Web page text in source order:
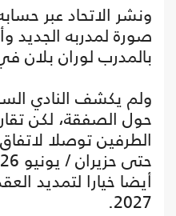
ونشر الاتحاد عبر
صورة لمدربه الجديد
بالمدرب لوران بلان
ولم يكشف النادي
حول الصفقة، لكن
الطرفين توصلا
أيضا خيارا لتمديد
2027.